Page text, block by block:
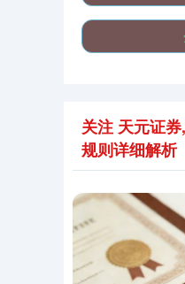
期指IC0
关注 天元证
规则详细解析